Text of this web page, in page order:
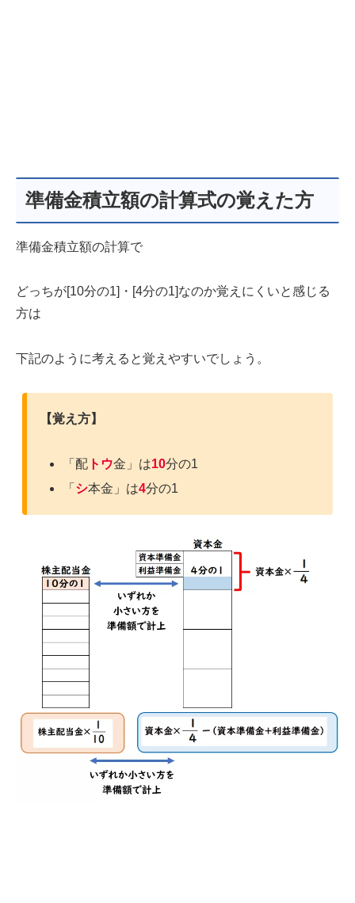
準備金積立額の計算式の覚えた方
準備金積立額の計算で
どっちが[10分の1]・[4分の1]なのか覚えにくいと感じる
方は
下記のように考えると覚えやすいでしょう。
【覚え方】
「配 トウ金」は10分の1
「 シ本金」は4分の1